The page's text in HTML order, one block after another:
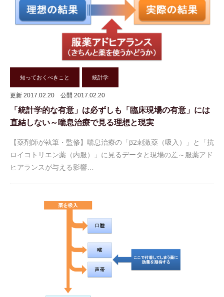
知っておくべきこと 統計学
更新 2017.02.20 公開 2017.02.20
「統計学的な有意」は必ずしも「臨床現場の有意」には
直結しない～喘息治療で見る理想と現実
【薬剤師が執筆・監修】喘息治療の「β2刺激薬（吸入）」と「抗
ロイコトリエン薬（内服）」に見るデータと現場の差～服薬アド
ヒアランスが与える影響…